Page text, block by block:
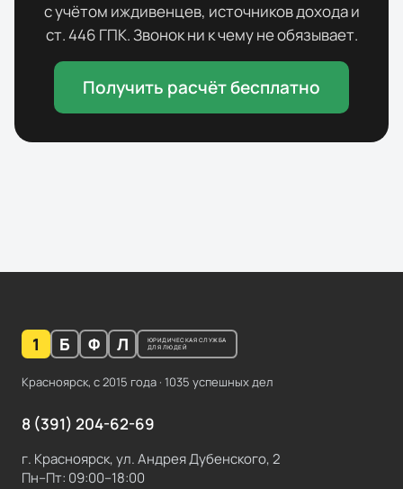
с учётом иждивенцев, источников дохода и
ст. 446 ГПК. Звонок ни к чему не обязывает.
Получить расчёт бесплатно
1 Б Ф Л
ЮРИДИЧЕСКАЯ СЛУЖБА
ДЛЯ ЛЮДЕЙ
Красноярск, с2015 года · 1035 успешных дел
8 (391) 204-62-69
г. Красноярск, ул. Андрея Дубенского, 2
Пн–Пт: 09:00–18:00